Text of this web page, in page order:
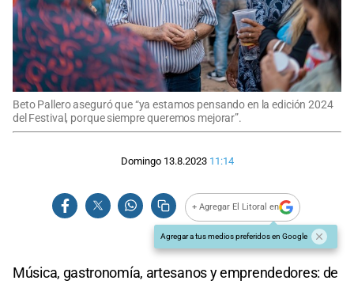
Beto Pallero aseguró que “ya estamos pensando en la edición 2024
del Festival, porque siempre queremos mejorar”.
Domingo 13.8.2023 11:14
+ Agregar El Litoral en
Agregar a tus medios preferidos en Google
Música, gastronomía, artesanos y emprendedores: de